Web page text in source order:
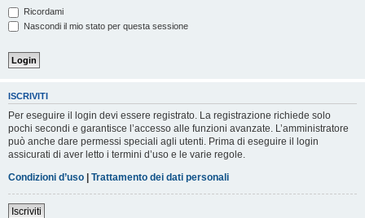
Ricordami
Nascondi il mio stato per questa sessione
ISCRIVITI
Per eseguire il login devi essere registrato. La registrazione richiede solo
pochi secondi e garantisce l’accesso alle funzioni avanzate. L’amministratore
può anche dare permessi speciali agli utenti. Prima di eseguire il login
assicurati di aver letto i termini d’uso e le varie regole.
Condizioni d’uso | Trattamento dei dati personali
Iscriviti